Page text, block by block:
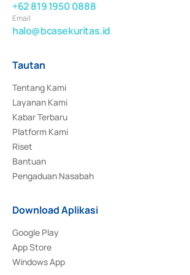
+62 819 1950 0888
Email
halo@bcasekuritas.id
Tautan
Tentang Kami
Layanan Kami
Kabar Terbaru
Platform Kami
Riset
Bantuan
Pengaduan Nasabah
Download Aplikasi
Google Play
App Store
Windows App